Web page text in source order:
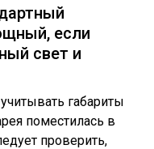
если
свет и
габариты
поместилась в
проверить,